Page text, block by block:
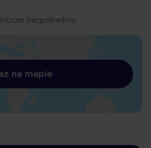
bezpośrednio
na mapie